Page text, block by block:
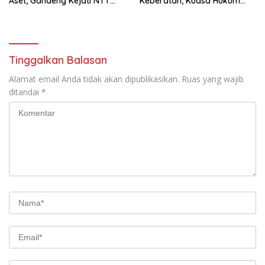
Tinggalkan Balasan
Alamat email Anda tidak akan dipublikasikan. Ruas yang wajib
ditandai *